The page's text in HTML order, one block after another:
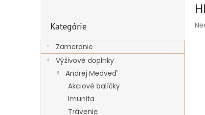
ý
p
kategórie
Kategórie
Zameranie
Výživové doplnky
Andrej Medveď
Akciové balíčky
Imunita
Trávenie